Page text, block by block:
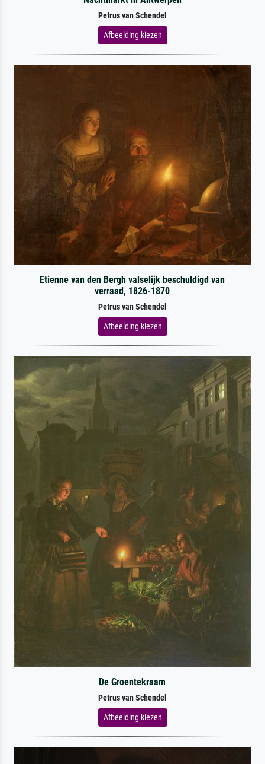
Petrus van Schendel
Afbeelding kiezen
Etienne van den Bergh valselijk beschuldigd van
verraad, 1826-1870
Petrus van Schendel
Afbeelding kiezen
De Groentekraam
Petrus van Schendel
Afbeelding kiezen